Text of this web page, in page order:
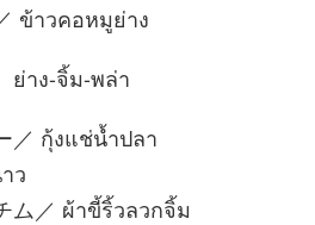
ข้าวคอหมูย่าง
ย่าง-จิ้ม-พล่า
／ กุ้งแช่น้ำปลา
ว
ム／ ผ้าขี้ริ้วลวกจิ้ม